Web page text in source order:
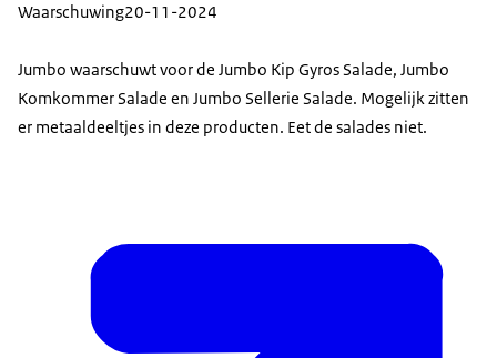
Waarschuwing20-11-2024
Jumbo waarschuwt voor de Jumbo Kip Gyros Salade, Jumbo
Komkommer Salade en Jumbo Sellerie Salade. Mogelijk zitten
er metaaldeeltjes in deze producten. Eet de salades niet.